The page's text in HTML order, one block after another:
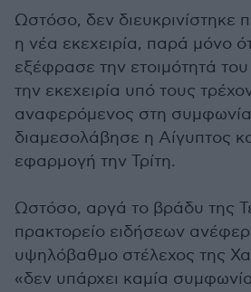
Ωστόσο, δεν διευκρινίστηκε
η νέα εκεχειρία, παρά μόνο
εξέφρασε την ετοιμότητά του
την εκεχειρία υπό τους
αναφερόμενος στη συμφωνία
διαμεσολάβησε η Αίγυπτος
εφαρμογή την Τρίτη.
Ωστόσο, αργά το βράδυ της
πρακτορείο ειδήσεων
υψηλόβαθμο στέλεχος της
«δεν υπάρχει καμία